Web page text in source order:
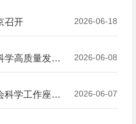
召开 2026-06-18
学高质量发展
2026-06-08
科学工作座谈
主义伟大实践
2026-06-07